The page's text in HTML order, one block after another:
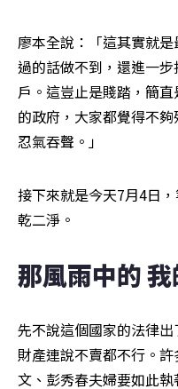
廖本全說：「這其實就
過的話做不到，還進一
戶。這豈止是賤踏，簡
的政府，大家都覺得不
忍氣吞聲。」
接下來就是今天7月4日
乾二淨。
那風雨中的
先不說這個國家的法律
財產連說不賣都不行。
文、彭秀春夫婦要如此執